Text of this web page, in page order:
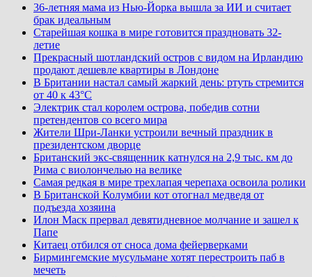
36-летняя мама из Нью-Йорка вышла за ИИ и считает
брак идеальным
Старейшая кошка в мире готовится праздновать 32-
летие
Прекрасный шотландский остров с видом на Ирландию
продают дешевле квартиры в Лондоне
В Британии настал самый жаркий день: ртуть стремится
от 40 к 43°C
Электрик стал королем острова, победив сотни
претендентов со всего мира
Жители Шри-Ланки устроили вечный праздник в
президентском дворце
Британский экс-священник катнулся на 2,9 тыс. км до
Рима с виолончелью на велике
Самая редкая в мире трехлапая черепаха освоила ролики
В Британской Колумбии кот отогнал медведя от
подъезда хозяина
Илон Маск прервал девятидневное молчание и зашел к
Папе
Китаец отбился от сноса дома фейерверками
Бирмингемские мусульмане хотят перестроить паб в
мечеть